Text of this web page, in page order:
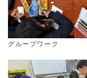
グループワーク